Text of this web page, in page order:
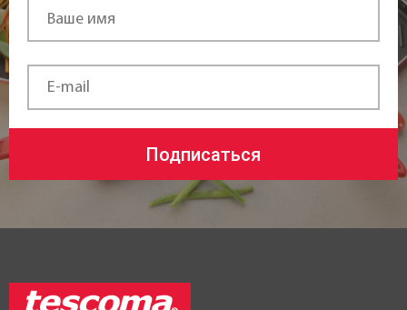
Подписаться